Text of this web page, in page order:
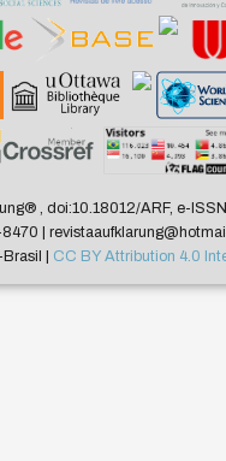
®, doi:10.18012/ARF, e-
|
| CC BY Attribution 4.0